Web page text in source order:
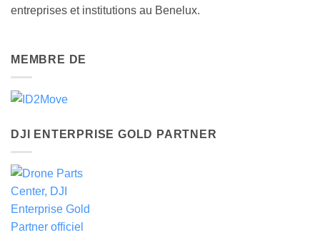
entreprises et institutions au Benelux.
MEMBRE DE
DJI ENTERPRISE GOLD PARTNER